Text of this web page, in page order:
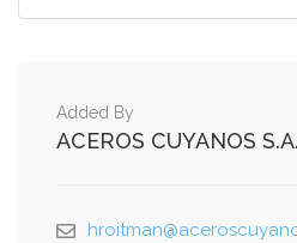
Added By
ACEROS CUYANOS S.A.